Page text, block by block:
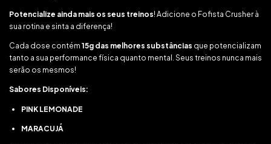
Potencialize ainda mais os seus treinos! Adicione o Fofista Crusher à
sua rotina e sinta a diferença!
Cada dose contém 15g das melhores substâncias que potencializam
tanto a sua performance física quanto mental. Seus treinos nunca mais
serão os mesmos!
Sabores Disponíveis:
PINK LEMONADE
MARACUJÁ